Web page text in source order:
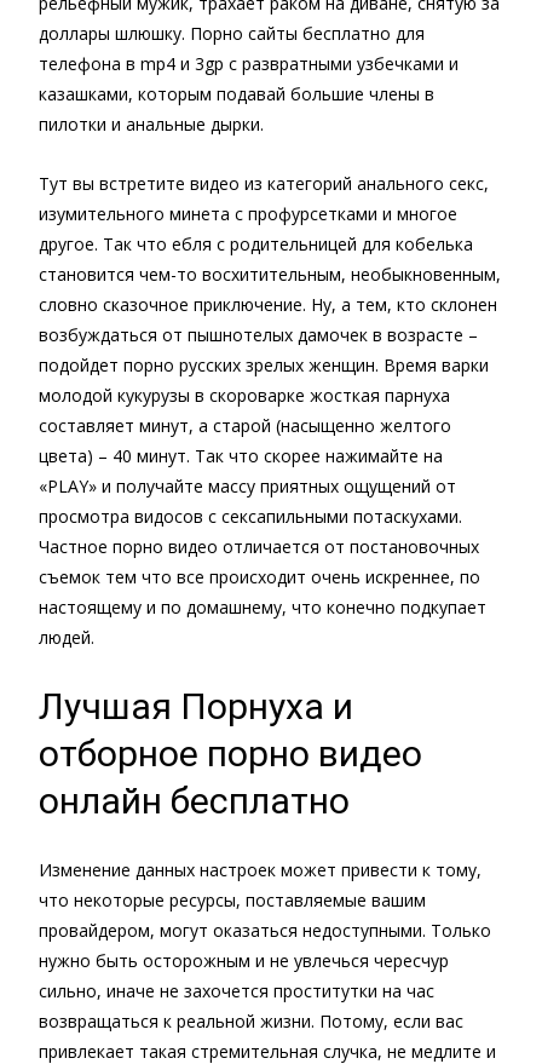
доллары шлюшку. Порно сайты бесплатно для
телефона в mp4 и 3gp с развратными узбечками и
казашками, которым подавай большие члены в
пилотки и анальные дырки.
Тут вы встретите видео из категорий анального секс,
изумительного минета с профурсетками и многое
другое. Так что ебля с родительницей для кобелька
становится чем-то восхитительным, необыкновенным,
словно сказочное приключение. Ну, а тем, кто склонен
возбуждаться от пышнотелых дамочек в возрасте –
подойдет порно русских зрелых женщин. Время варки
молодой кукурузы в скороварке жосткая парнуха
составляет минут, а старой (насыщенно желтого
цвета) – 40 минут. Так что скорее нажимайте на
«PLAY» и получайте массу приятных ощущений от
просмотра видосов с сексапильными потаскухами.
Частное порно видео отличается от постановочных
съемок тем что все происходит очень искреннее, по
настоящему и по домашнему, что конечно подкупает
людей.
Лучшая Порнуха и
отборное порно видео
онлайн бесплатно
Изменение данных настроек может привести к тому,
что некоторые ресурсы, поставляемые вашим
провайдером, могут оказаться недоступными. Только
нужно быть осторожным и не увлечься чересчур
сильно, иначе не захочется проститутки на час
возвращаться к реальной жизни. Потому, если вас
привлекает такая стремительная случка, не медлите и